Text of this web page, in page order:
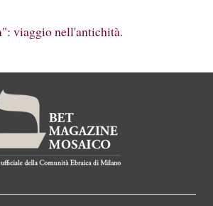
viaggio nell'antichità.